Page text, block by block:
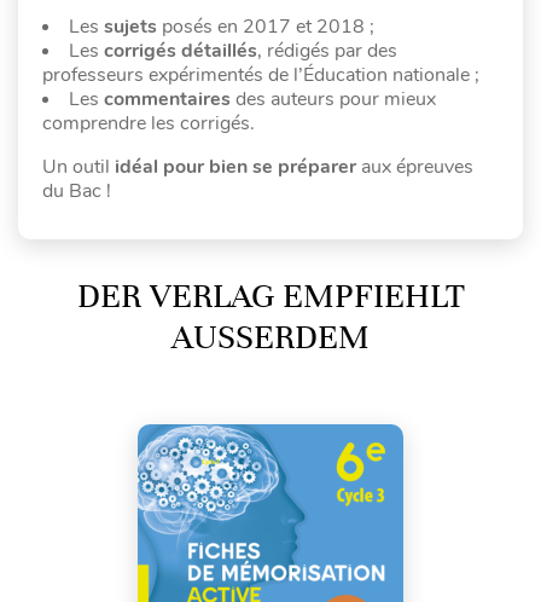
Les sujets posés en 2017 et 2018 ;
Les corrigés détaillés, rédigés par des
professeurs expérimentés de l’Éducation nationale ;
Les commentaires des auteurs pour mieux
comprendre les corrigés.
Un outil idéal pour bien se prépareraux épreuves
du Bac !
DER VERLAG EMPFIEHLT
AUSSERDEM